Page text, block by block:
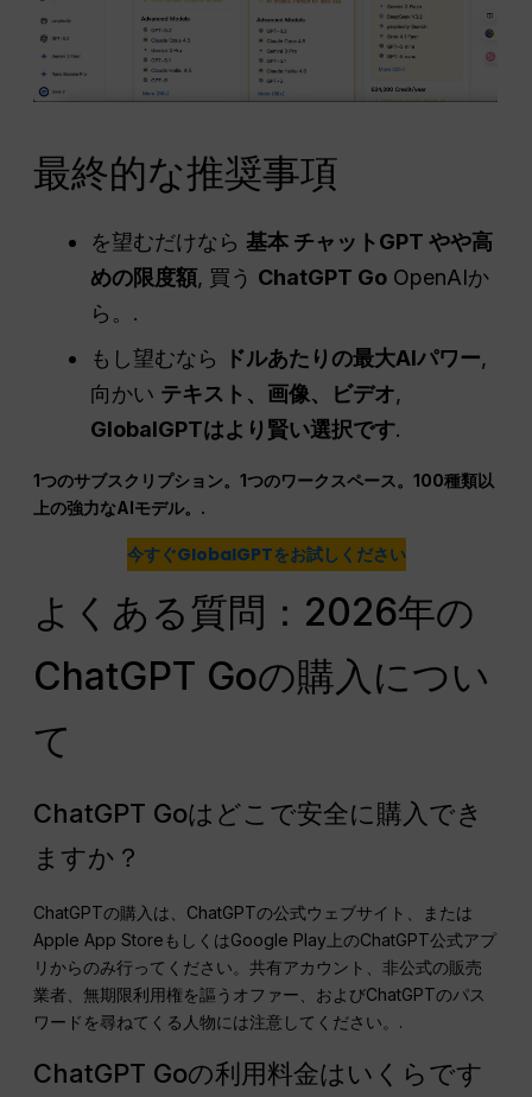
最終的な推奨事項
を望むだけなら基本 チャットGPT やや高
めの限度額, 買う ChatGPT Go OpenAIか
ら。.
もし望むなら
ドルあたりの最大AIパワー,
向かい テキスト、画像、ビデオ,
GlobalGPTはより賢い選択です.
1つのサブスクリプション。1つのワークスペース。100種類以
上の強力なAIモデル。.
今すぐGlobalGPTをお試しください
よくある質問：2026年の
ChatGPT Goの購入につい
て
ChatGPT Goはどこで安全に購入でき
ますか？
ChatGPTの購入は、ChatGPTの公式ウェブサイト、または
Apple App StoreもしくはGoogle Play上のChatGPT公式アプ
リからのみ行ってください。共有アカウント、非公式の販売
業者、無期限利用権を謳うオファー、およびChatGPTのパス
ワードを尋ねてくる人物には注意してください。.
ChatGPT Goの利用料金はいくらです